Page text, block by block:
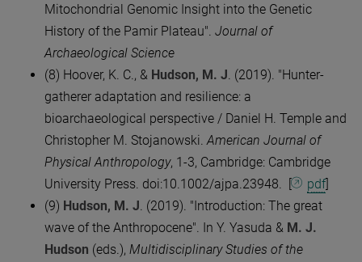
Mitochondrial Genomic Insight into the Genetic
History of the Pamir Plateau". Journal of
Archaeological Science
(8) Hoover, K. C., & Hudson, M. J . (2019). "Hunter-
gatherer adaptation and resilience: a
bioarchaeological perspective / Daniel H. Temple and
Christopher M. Stojanowski. American Journal of
Physical Anthropology, 1-3, Cambridge: Cambridge
University Press. doi:10.1002/ajpa.23948. [
pdf]
(9) Hudson, M. J . (2019). "Introduction: The great
wave of the Anthropocene". In Y. Yasuda & M. J.
Hudson (eds.), Multidisciplinary Studies of the